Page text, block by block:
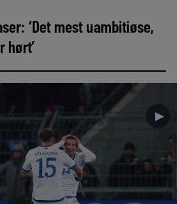
‘Det mest uambitiøse,
hørt’
►